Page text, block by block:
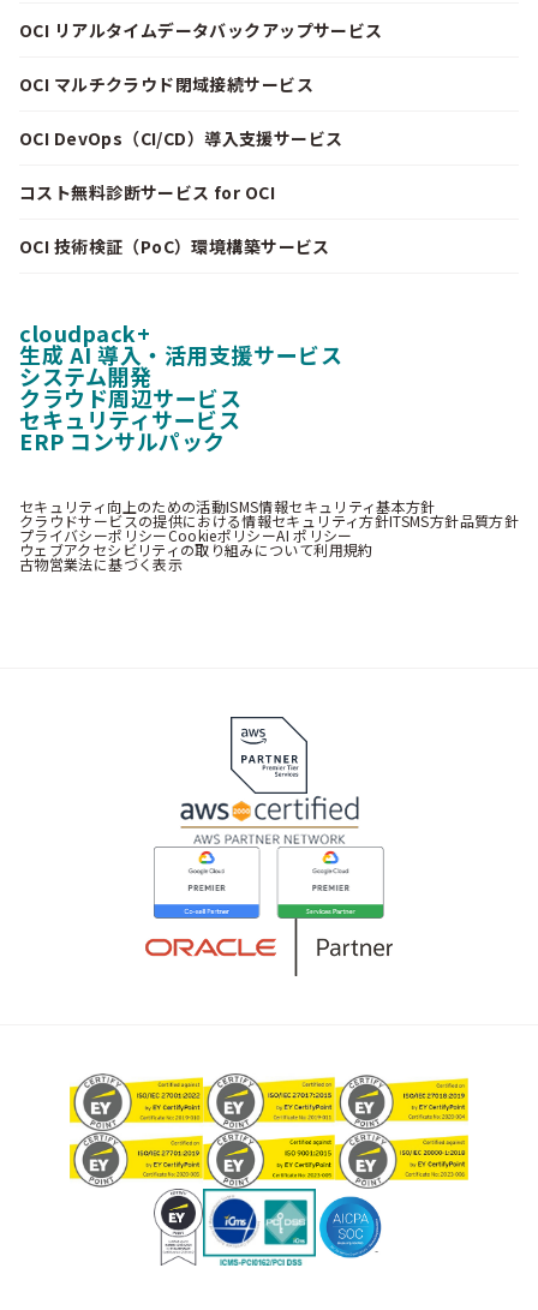
OCI リアルタイムデータバックアップサービス
OCI マルチクラウド閉域接続サービス
OCI DevOps（CI/CD）導入支援サービス
コスト無料診断サービス for OCI
OCI 技術検証（PoC）環境構築サービス
cloudpack+
生成 AI 導入・活用支援サービス
システム開発
クラウド周辺サービス
セキュリティサービス
ERP コンサルパック
セキュリティ向上のための活動ISMS情報セキュリティ基本方針
クラウドサービスの提供における情報セキュリティ方針ITSMS方針品質方針
プライバシーポリシーCookieポリシーAI ポリシー
ウェブアクセシビリティの取り組みについて利用規約
古物営業法に基づく表示